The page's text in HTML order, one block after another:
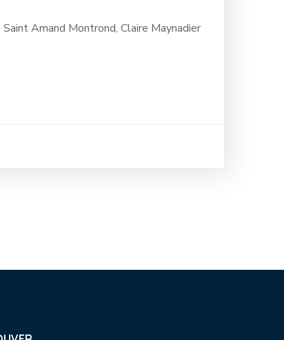
Amand Montrond, Claire Maynadier